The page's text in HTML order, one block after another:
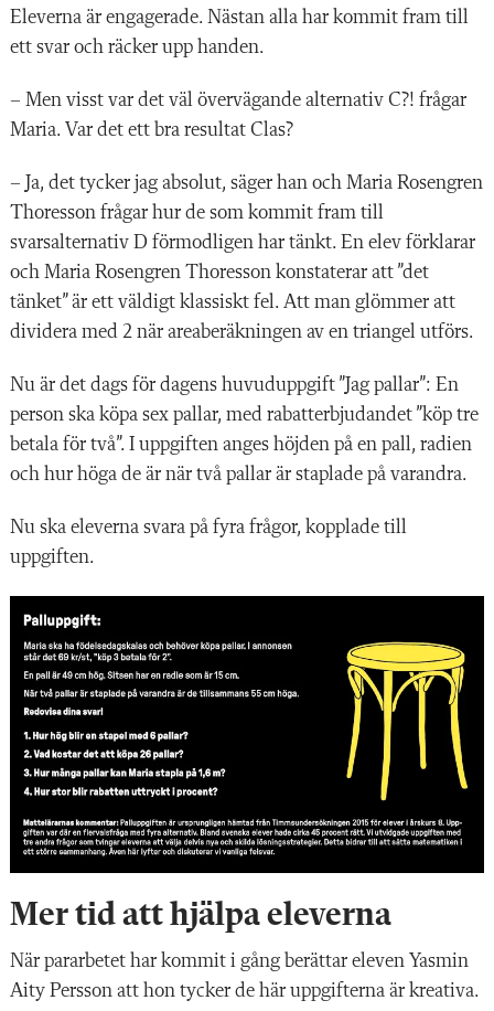
Eleverna är engagerade. Nästan alla har kommit fram till
ett svar och räcker upp handen.
– Men visst var det väl övervägande alternativ C?! frågar
Maria. Var det ett bra resultat Clas?
– Ja, det tycker jag absolut, säger han och Maria Rosengren
Thoresson frågar hur de som kommit fram till
svarsalternativ D förmodligen har tänkt. En elev förklarar
och Maria Rosengren Thoresson konstaterar att ”det
tänket” är ett väldigt klassiskt fel. Att man glömmer att
dividera med 2 när areaberäkningen av en triangel utförs.
Nu är det dags för dagens huvuduppgift ”Jag pallar”: En
person ska köpa sex pallar, med rabatterbjudandet ”köp tre
betala för två”. I uppgiften anges höjden på en pall, radien
och hur höga de är när två pallar är staplade på varandra.
Nu ska eleverna svara på fyra frågor, kopplade till
uppgiften.
Mer tid att hjälpa eleverna
När pararbetet har kommit i gång berättar eleven Yasmin
Aity Persson att hon tycker de här uppgifterna är kreativa.